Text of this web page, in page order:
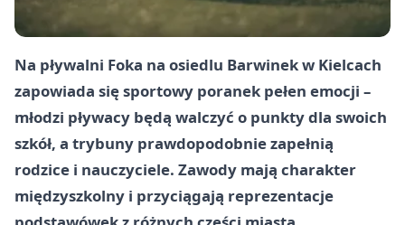
Na pływalni Foka na osiedlu Barwinek w Kielcach
zapowiada się sportowy poranek pełen emocji –
młodzi pływacy będą walczyć o punkty dla swoich
szkół, a trybuny prawdopodobnie zapełnią
rodzice i nauczyciele. Zawody mają charakter
międzyszkolny i przyciągają reprezentacje